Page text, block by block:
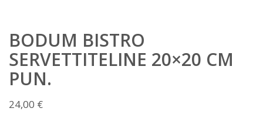
BODUM BISTRO
SERVETTITELINE 20×20 CM
PUN.
24,00 €